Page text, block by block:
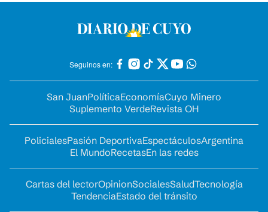
Seguinos en:
San JuanPolíticaEconomíaCuyo Minero
Suplemento VerdeRevista OH
PolicialesPasión DeportivaEspectáculosArgentina
El MundoRecetasEn las redes
Cartas del lectorOpinionSocialesSaludTecnología
TendenciaEstado del tránsito